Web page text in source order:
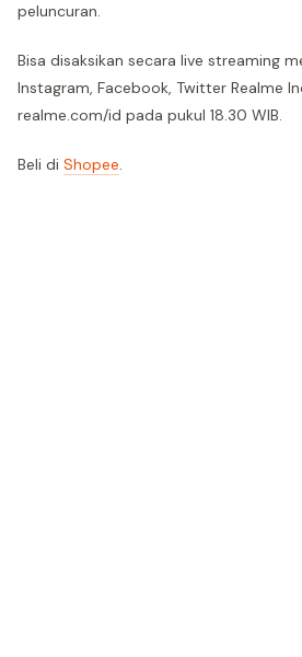
peluncuran.
Bisa disaksikan secara live streaming
Instagram, Facebook, Twitter Realme
realme.com/id pada pukul 18.30 WIB.
Beli di Shopee.